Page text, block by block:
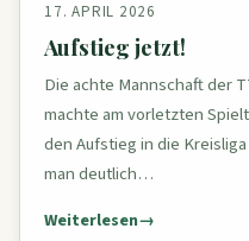
17. APRIL 2026
Aufstieg jetzt!
Die achte Mannschaft der
machte am vorletzten
den Aufstieg in die
man deutlich…
Weiterlesen